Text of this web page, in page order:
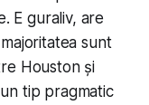
E guraliv, are
sunt
Houston și
tip pragmatic